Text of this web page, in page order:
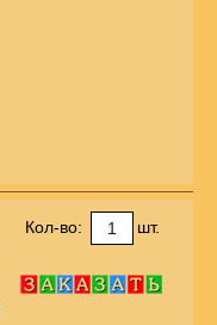
Кол-во: шт.